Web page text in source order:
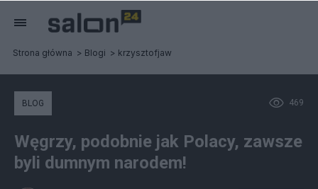
Strona główna Blogi krzysztofjaw
469
BLOG
Węgrzy, podobnie jak Polacy, zawsze
byli dumnym narodem!